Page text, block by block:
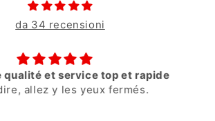
da 34 recensioni
super
Consegna velocissima